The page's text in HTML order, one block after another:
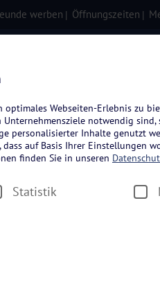
werben Öffnungszeiten
Webseiten-Erlebnis zu
notwendig
personalisierter Inhalte genutzt
dass auf Basis Ihrer
finden Sie in unseren
Statistik